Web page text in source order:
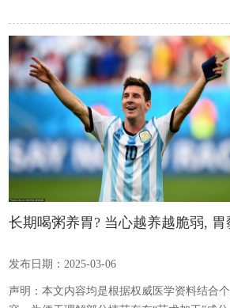
包括《美人心计》《爱情自有天意》《我是
长期喝粥养胃? 当心越养越脆弱,
发布日期：2025-03-06
声明：本文内容均是根据权威医学资料结合